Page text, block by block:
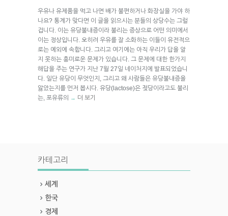
우유나 유제품을 먹고 나면 배가 불편하거나 화장실을 가야 하
나요? 통계가 맞다면 이 글을 읽으시는 분들의 상당수는 그럴
겁니다. 이는 유당불내증이라 불리는 증상으로 어떤 의미에서
이는 정상입니다. 오히려 우유를 잘 소화하는 이들이 유전적으
로는 예외에 속합니다. 그리고 여기에는 아직 우리가 답을 알
지 못하는 흥미로운 문제가 있습니다. 그 문제에 대한 한가지
해답을 주는 연구가 지난 7월 27일 네이처지에 발표되었습니
다. 일단 유당이 무엇인지, 그리고 왜 사람들은 유당불내증을
앓았는지를 먼저 봅시다. 유당(lactose)은 젖당이라고도 불리
는, 포유류의
→ 더 보기
카테고리
세계
한국
경제